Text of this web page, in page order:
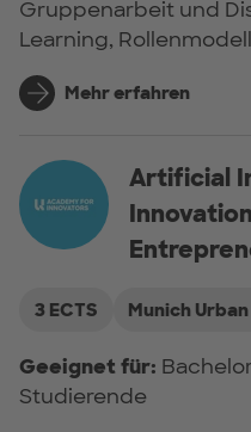
Gruppenarbeit und
Learning,
Mehr erfahren
Artificial
3 ECTS Munich
Geeignet für:
Studierende